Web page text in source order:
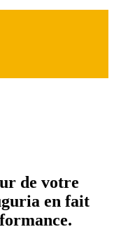
de votre
en fait
.